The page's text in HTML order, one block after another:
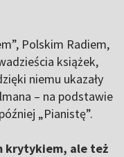
Polskim Radiem,
książek,
niemu ukazały
– na podstawie
„Pianistę”.
krytykiem, ale też